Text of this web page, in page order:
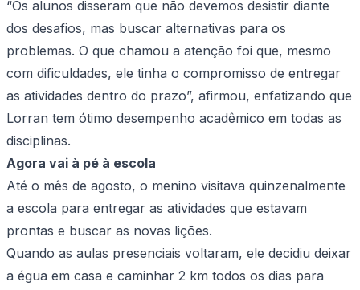
“Os alunos disseram que não devemos desistir diante
dos desafios, mas buscar alternativas para os
problemas. O que chamou a atenção foi que, mesmo
com dificuldades, ele tinha o compromisso de entregar
as atividades dentro do prazo”, afirmou, enfatizando que
Lorran tem ótimo desempenho acadêmico em todas as
disciplinas.
Agora vai à pé à escola
Até o mês de agosto, o menino visitava quinzenalmente
a escola para entregar as atividades que estavam
prontas e buscar as novas lições.
Quando as aulas presenciais voltaram, ele decidiu deixar
a égua em casa e caminhar 2 km todos os dias para